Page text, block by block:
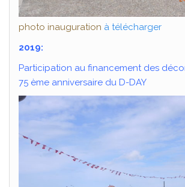
photo inauguration à télécharger
2019:
Participation au financement des
75 ème anniversaire du D-DAY